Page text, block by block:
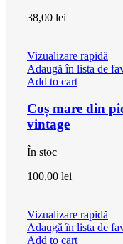
38,00 lei
Vizualizare rapidă
Adaugă în lista de
Add to cart
Coș mare din
vintage
În stoc
100,00 lei
Vizualizare rapidă
Adaugă în lista de
Add to cart